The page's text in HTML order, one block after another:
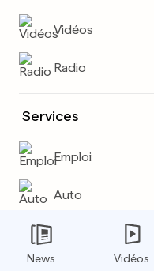
Vidéos
Radio
Services
Emploi
Auto
News Vidéos